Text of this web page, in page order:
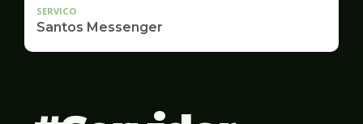
SERVICO
Santos Messenger